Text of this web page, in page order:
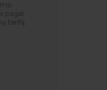
pagal
tarifą.